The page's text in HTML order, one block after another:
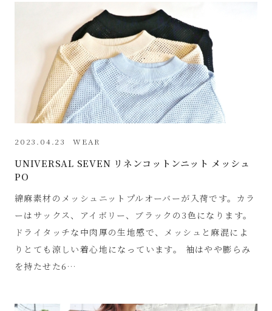
2023.04.23 WEAR
UNIVERSAL SEVEN リネンコットンニット メッシュ
PO
綿麻素材のメッシュニットプルオーバーが入荷です。カラ
ーはサックス、アイボリー、ブラックの3色になります。
ドライタッチな中肉厚の生地感で、メッシュと麻混によ
りとても涼しい着心地になっています。 袖はやや膨らみ
を持たせた6…